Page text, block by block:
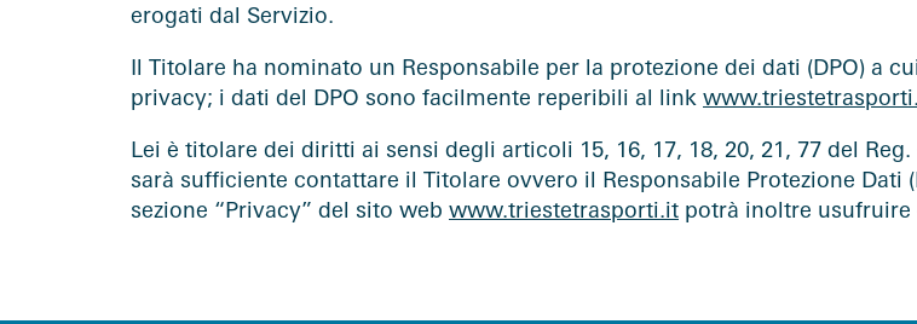
erogati dal Servizio.
Il Titolare ha nominato un Responsabile per la protezione dei dati (DPO) a
privacy; i dati del DPO sono facilmente reperibili al link
Lei è titolare dei diritti ai sensi degli articoli 15, 16, 17, 18, 20, 21, 77 del
sarà sufficiente contattare il Titolare ovvero il Responsabile Protezione
sezione “Privacy” del sito web www.triestetrasporti.it potrà inoltre